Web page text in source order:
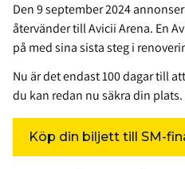
Den 9 september 2024
återvänder till Avicii Arena. En
på med sina sista steg i
Nu är det endast 100 dagar till
du kan redan nu säkra din plats.
Köp din biljett till SM-